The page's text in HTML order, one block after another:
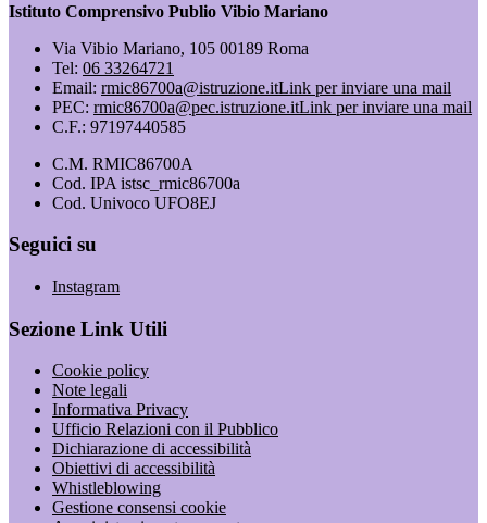
Istituto Comprensivo Publio Vibio Mariano
Via Vibio Mariano, 105 00189 Roma
Tel: 06 33264721
Email: rmic86700a@istruzione.itLink per inviare una mail
PEC: rmic86700a@pec.istruzione.itLink per inviare una mail
C.F.: 97197440585
C.M. RMIC86700A
Cod. IPA istsc_rmic86700a
Cod. Univoco UFO8EJ
Seguici su
Instagram
Sezione Link Utili
Cookie policy
Note legali
Informativa Privacy
Ufficio Relazioni con il Pubblico
Dichiarazione di accessibilità
Obiettivi di accessibilità
Whistleblowing
Gestione consensi cookie